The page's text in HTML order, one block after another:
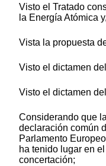
Visto el Tratado
la Energía Atómica
Vista la propuesta
Visto el dictamen
Visto el dictamen
Considerando que
declaración común
Parlamento
ha tenido lugar en
concertación;